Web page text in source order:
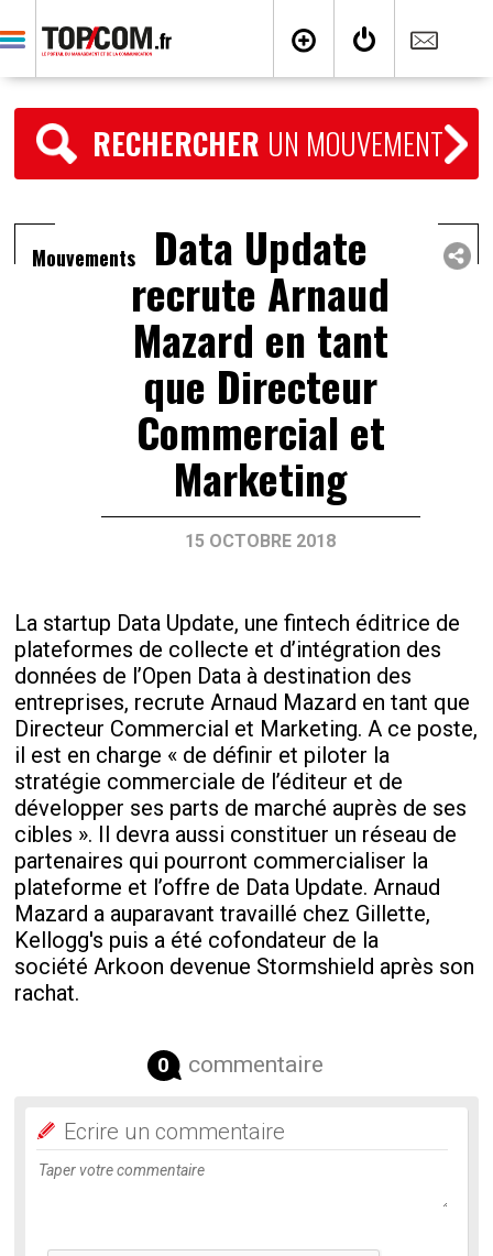
RECHERCHER UN MOUVEMENT
Mouvements Data Update
recrute Arnaud
Mazard en tant
que Directeur
Commercial et
Marketing
15 OCTOBRE 2018
La startup Data Update, une fintech éditrice de
plateformes de collecte et d’intégration des
données de l’Open Data à destination des
entreprises, recrute Arnaud Mazard en tant que
Directeur Commercial et Marketing. A ce poste,
il est en charge « de définir et piloter la
stratégie commerciale de l’éditeur et de
développer ses parts de marché auprès de ses
cibles ». Il devra aussi constituer un réseau de
partenaires qui pourront commercialiser la
plateforme et l’offre de Data Update. Arnaud
Mazard a auparavant travaillé chez Gillette,
Kellogg's puis a été cofondateur de la
société Arkoon devenue Stormshield après son
rachat.
0 commentaire
Ecrire un commentaire